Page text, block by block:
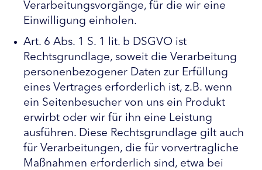
Verarbeitungsvorgänge, für die wir eine
Einwilligung einholen.
Art. 6 Abs. 1 S. 1 lit. b DSGVO ist
Rechtsgrundlage, soweit die Verarbeitung
personenbezogener Daten zur Erfüllung
eines Vertrages erforderlich ist, z.B. wenn
ein Seitenbesucher von uns ein Produkt
erwirbt oder wir für ihn eine Leistung
ausführen. Diese Rechtsgrundlage gilt auch
für Verarbeitungen, die für vorvertragliche
Maßnahmen erforderlich sind, etwa bei